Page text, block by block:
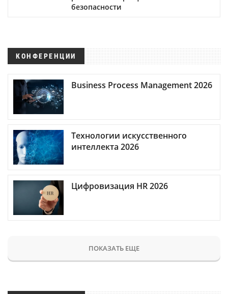
безопасности
КОНФЕРЕНЦИИ
Business Process Management 2026
Технологии искусственного
интеллекта 2026
Цифровизация HR 2026
ПОКАЗАТЬ ЕЩЕ